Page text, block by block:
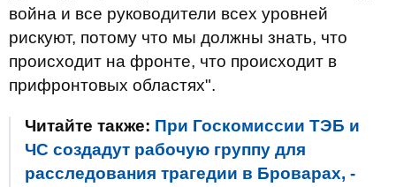
война и все руководители всех уровней
рискуют, потому что мы должны знать, что
происходит на фронте, что происходит в
прифронтовых областях".
Читайте также: При Госкомиссии ТЭБ и
ЧС создадут рабочую группу для
расследования трагедии в Броварах, -